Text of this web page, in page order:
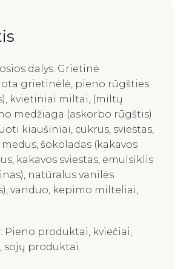
dalys: Grietinė
grietinėlė, pieno rūgšties
kvietiniai miltai, (miltų
medžiaga (askorbo rūgštis)
kiaušiniai, cukrus, sviestas,
šokoladas (kakavos
kakavos sviestas, emulsiklis
natūralus vanilės
vanduo, kepimo milteliai,
Pieno produktai, kviečiai,
sojų produktai.